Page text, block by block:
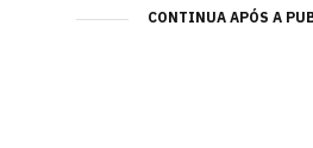
CONTINUA APÓS A